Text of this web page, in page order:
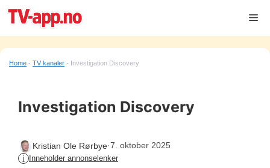
Hopp
innhold
Home - TV kanaler - Investigation Discovery
Investigation Discovery
Kristian Ole Rørbye·7. oktober 2025
i Inneholder annonselenker